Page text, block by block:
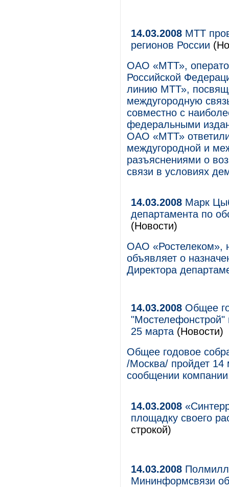
14.03.2008 МТТ
регионов России
ОАО «МТТ»,
Российской
линию МТТ»,
междугородную
совместно с
федеральными
ОАО «МТТ»
междугородной и
разъяснениями о
связи в условиях
14.03.2008 Марк
департамента по
(Новости)
ОАО «Ростелеком»,
объявляет о
Директора
14.03.2008 Общее
"Мостелефонстрой"
25 марта (Новости)
Общее годовое
/Москва/ пройдет 14
сообщении
14.03.2008
площадку своего
строкой)
14.03.2008
Мининформсвязи